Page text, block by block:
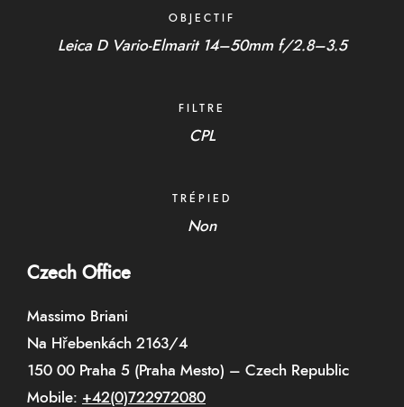
OBJECTIF
Leica D Vario-Elmarit 14–50mm f/2.8–3.5
FILTRE
CPL
TRÉPIED
Non
Czech Office
Massimo Briani
Na Hřebenkách 2163/4
150 00 Praha 5 (Praha Mesto) – Czech Republic
Mobile: +42(0)722972080